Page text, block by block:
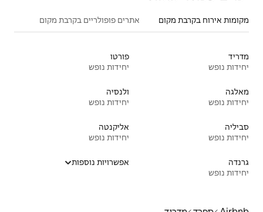
אתרים פופולריים בקרבת מקום
פורטו
יחידות נופש
ולנסיה
יחידות נופש
אליקנטה
יחידות נופש
אפשרויות נוספות